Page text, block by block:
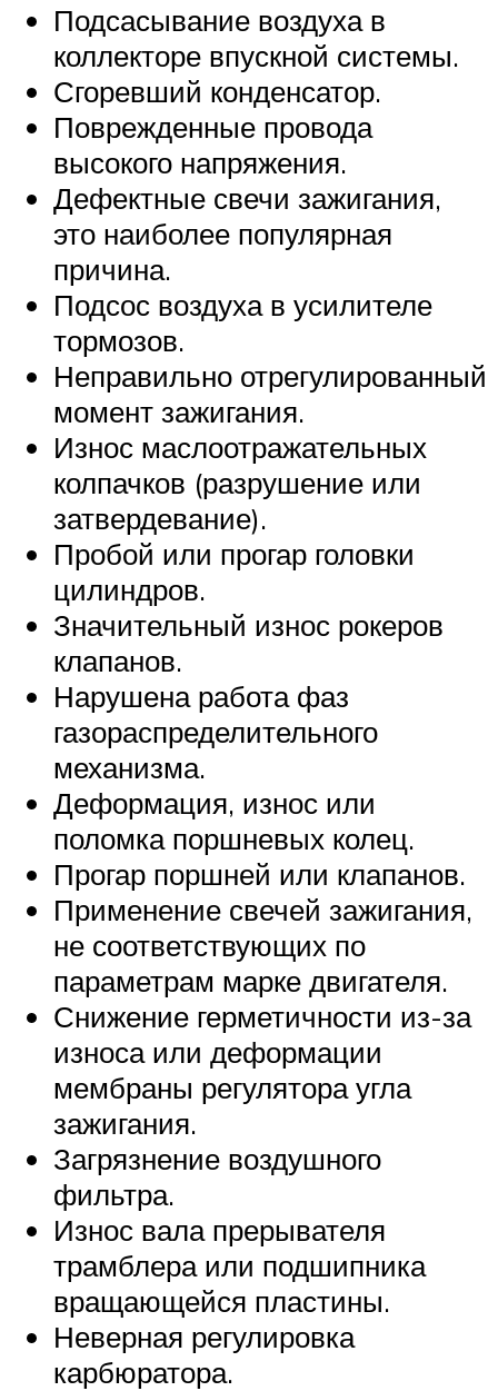
Подсасывание воздуха в
коллекторе впускной системы.
Сгоревший конденсатор.
Поврежденные провода
высокого напряжения.
Дефектные свечи зажигания,
это наиболее популярная
причина.
Подсос воздуха в усилителе
тормозов.
Неправильно отрегулированный
момент зажигания.
Износ маслоотражательных
колпачков (разрушение или
затвердевание).
Пробой или прогар головки
цилиндров.
Значительный износ рокеров
клапанов.
Нарушена работа фаз
газораспределительного
механизма.
Деформация, износ или
поломка поршневых колец.
Прогар поршней или клапанов.
Применение свечей зажигания,
не соответствующих по
параметрам марке двигателя.
Снижение герметичности из-за
износа или деформации
мембраны регулятора угла
зажигания.
Загрязнение воздушного
фильтра.
Износ вала прерывателя
трамблера или подшипника
вращающейся пластины.
Неверная регулировка
карбюратора.